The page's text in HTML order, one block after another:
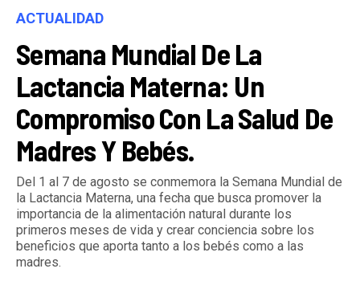
ACTUALIDAD
Semana Mundial De La
Lactancia Materna: Un
Compromiso Con La Salud De
Madres Y Bebés.
Del 1 al 7 de agosto se conmemora la Semana Mundial de
la Lactancia Materna, una fecha que busca promover la
importancia de la alimentación natural durante los
primeros meses de vida y crear conciencia sobre los
beneficios que aporta tanto a los bebés como a las
madres.